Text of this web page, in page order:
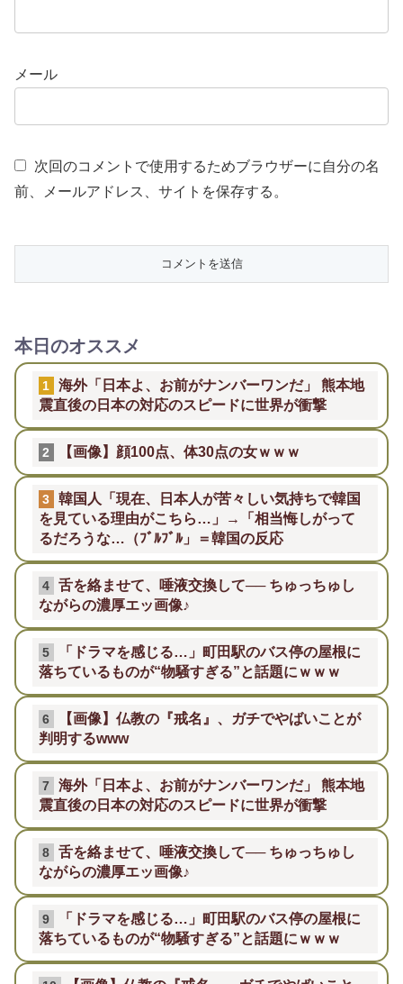
メール
次回のコメントで使用するためブラウザーに自分の名
前、メールアドレス、サイトを保存する。
本日のオススメ
1
海外「日本よ、お前がナンバーワンだ」 熊本地
震直後の日本の対応のスピードに世界が衝撃
2 【画像】顔100点、体30点の女ｗｗｗ
3
韓国人「現在、日本人が苦々しい気持ちで韓国
を見ている理由がこちら…」→「相当悔しがって
るだろうな…（ﾌﾞﾙﾌﾞﾙ」＝韓国の反応
4
舌を絡ませて、唾液交換して── ちゅっちゅし
ながらの濃厚エッ画像♪
5
「ドラマを感じる…」町田駅のバス停の屋根に
落ちているものが“物騒すぎる”と話題にｗｗｗ
6
【画像】仏教の『戒名』、ガチでやばいことが
判明するwww
7
海外「日本よ、お前がナンバーワンだ」 熊本地
震直後の日本の対応のスピードに世界が衝撃
8
舌を絡ませて、唾液交換して── ちゅっちゅし
ながらの濃厚エッ画像♪
9
「ドラマを感じる…」町田駅のバス停の屋根に
落ちているものが“物騒すぎる”と話題にｗｗｗ